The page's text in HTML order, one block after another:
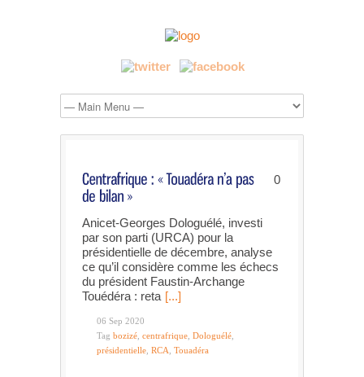
0
Anicet-Georges Dologuélé, investi
par son parti (URCA) pour la
présidentielle de décembre, analyse
ce qu’il considère comme les échecs
du président Faustin-Archange
Touédéra : reta [...]
06 Sep 2020
Tag bozizé centrafrique Dologuélé
présidentielle RCA Touadéra